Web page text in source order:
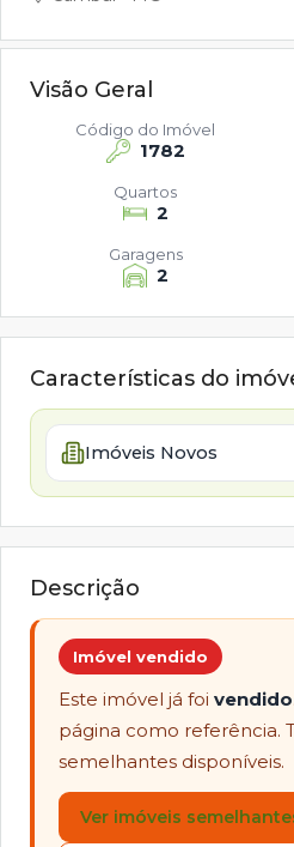
Visão Geral
1782
Código do Imóvel
2
Quartos
2
Garagens
Características do
Imóveis Novos
Descrição
Imóvel vendido
Este imóvel já foi vendido
página como referência.
semelhantes disponíveis.
Ver imóveis